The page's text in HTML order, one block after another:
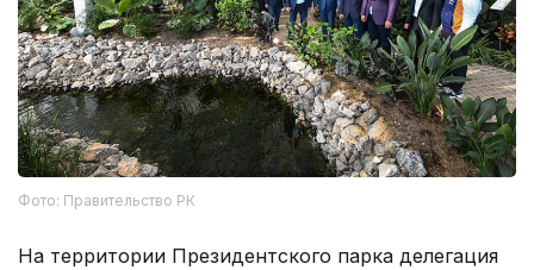
Фото: Правительство РК
На территории Президентского парка делегация